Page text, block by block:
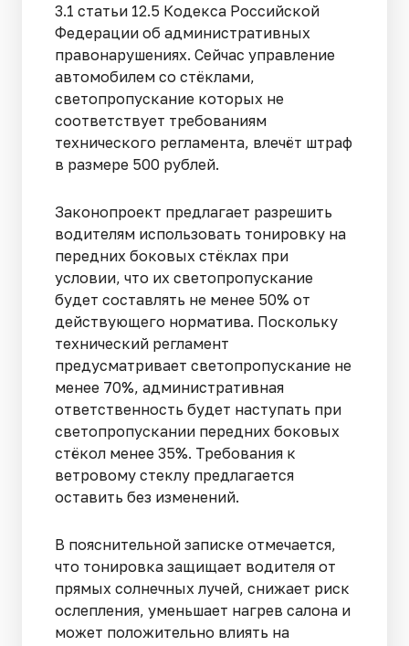
3.1 статьи 12.5 Кодекса Российской
Федерации об административных
правонарушениях. Сейчас управление
автомобилем со стёклами,
светопропускание которых не
соответствует требованиям
технического регламента, влечёт штраф
в размере 500 рублей.
Законопроект предлагает разрешить
водителям использовать тонировку на
передних боковых стёклах при
условии, что их светопропускание
будет составлять не менее 50% от
действующего норматива. Поскольку
технический регламент
предусматривает светопропускание не
менее 70%, административная
ответственность будет наступать при
светопропускании передних боковых
стёкол менее 35%. Требования к
ветровому стеклу предлагается
оставить без изменений.
В пояснительной записке отмечается,
что тонировка защищает водителя от
прямых солнечных лучей, снижает риск
ослепления, уменьшает нагрев салона и
может положительно влиять на